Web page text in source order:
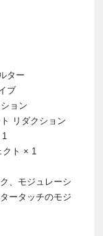
ター
ブ
ョン
リダクション
1
クト × 1
、モジュレーシ
ータッチのモジ